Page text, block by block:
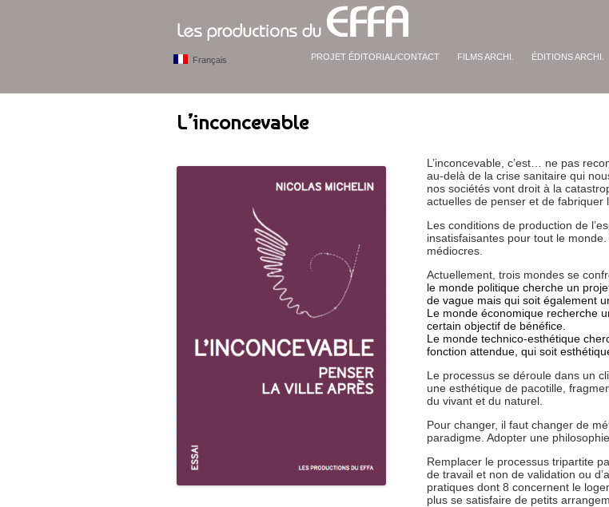
PROJET ÉDITORIAL/CONTACT FILMS ARCHI. ÉDITIONS ARCHI.
Français
L’inconcevable
L’inconcevable, c’est… ne pas
au-delà de la crise sanitaire qui
nos sociétés vont droit à la
actuelles de penser et de fabriquer
Les conditions de production de
insatisfaisantes pour tout le
médiocres.
Actuellement, trois mondes se
le monde politique cherche un
de vague mais qui soit également
Le monde économique recherche
certain objectif de bénéfice.
Le monde technico-esthétique
fonction attendue, qui soit
Le processus se déroule dans un
une esthétique de pacotille,
du vivant et du naturel.
Pour changer, il faut changer de
paradigme. Adopter une philosophie
Remplacer le processus tripartite
de travail et non de validation ou
pratiques dont 8 concernent le
plus se satisfaire de petits